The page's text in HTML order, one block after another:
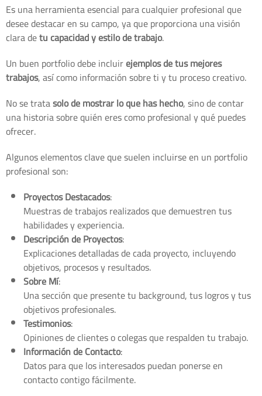
Es una herramienta esencial para cualquier profesional que
desee destacar en su campo, ya que proporciona una visión
clara detu capacidad y estilo de trabajo.
Un buen portfolio debe incluirejemplos de tus mejores
trabajos, así como información sobre ti y tu proceso creativo.
No se tratasolo de mostrar lo que has hecho, sino de contar
una historia sobre quién eres como profesional y qué puedes
ofrecer.
Algunos elementos clave que suelen incluirse en un portfolio
profesional son:
Proyectos Destacados:
Muestras de trabajos realizados que demuestren tus
habilidades y experiencia.
Descripción de Proyectos:
Explicaciones detalladas de cada proyecto, incluyendo
objetivos, procesos y resultados.
Sobre Mí:
Una sección que presente tu background, tus logros y tus
objetivos profesionales.
Testimonios:
Opiniones de clientes o colegas que respalden tu trabajo.
Información de Contacto:
Datos para que los interesados puedan ponerse en
contacto contigo fácilmente.